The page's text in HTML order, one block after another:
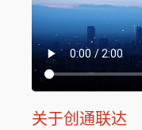
关于创通联达